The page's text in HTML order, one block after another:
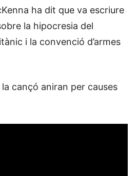
ha dit que va escriure
la hipocresia del
i la convenció d’armes
cançó aniran per causes